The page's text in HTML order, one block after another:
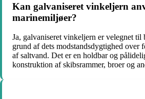
Kan galvaniseret vinkeljern
marinemiljøer?
Ja, galvaniseret vinkeljern er velegnet
grund af dets modstandsdygtighed over
af saltvand. Det er en holdbar og
konstruktion af skibsrammer, broer og